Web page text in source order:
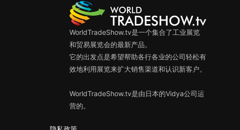
WorldTradeShow.tv是一个集合了工业展览
和贸易展览会的最新产品。
它的出发点是希望帮助各行各业的公司轻松有
效地利用展览来扩大销售渠道和认识新客户。
WorldTradeShow.tv是由日本的Vidya公司运
营的。